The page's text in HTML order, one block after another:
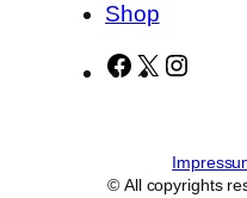
Shop
F
b
X
t
a
© All copyrights